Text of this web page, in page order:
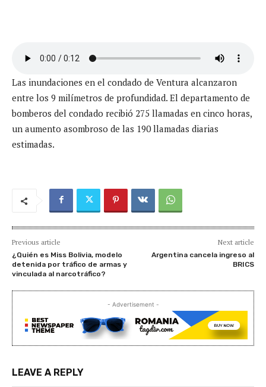
Las inundaciones en el condado de Ventura alcanzaron
entre los 9 milímetros de profundidad. El departamento de
bomberos del condado recibió 275 llamadas en cinco horas,
un aumento asombroso de las 190 llamadas diarias
estimadas.
Previous article
¿Quién es Miss Bolivia, modelo
detenida por tráfico de armas y
vinculada al narcotráfico?
Next article
Argentina cancela ingreso al
BRICS
- Advertisement -
LEAVE A REPLY